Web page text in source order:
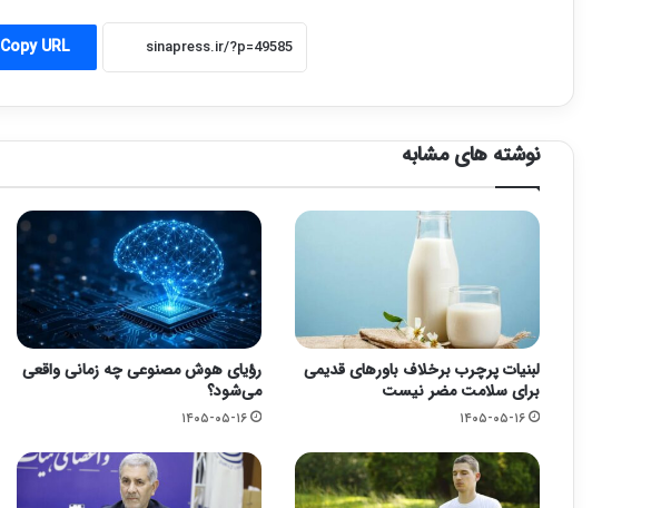
Copy URL
نوشته های مشابه
لبنیات پرچرب برخلاف باورهای قدیمی
برای سلامت مضر نیست
۱۴۰۵-۰۵-۱۶
رؤیای هوش مصنوعی چه زمانی واقعی
می‌شود؟
۱۴۰۵-۰۵-۱۶